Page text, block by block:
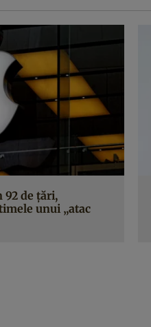
de țări,
unui „atac